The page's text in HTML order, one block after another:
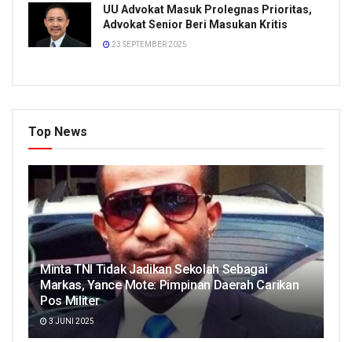
UU Advokat Masuk Prolegnas Prioritas,
Advokat Senior Beri Masukan Kritis
23 SEPTEMBER 2025
Top News
Minta TNI Tidak Jadikan Sekolah Sebagai
Markas, Yance Mote: Pimpinan Daerah Carikan
Pos Militer
3 JUNI 2025